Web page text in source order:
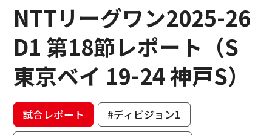
NTTリーグワン2025-26
D1 第18節レポート（S
東京ベイ 19-24 神戸S）
試合レポート
#ディビジョン1